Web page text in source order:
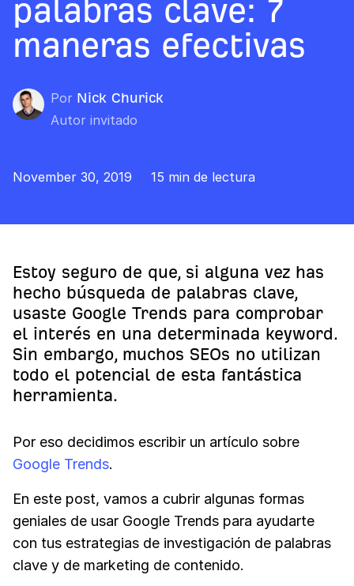
palabras clave: 7
maneras efectivas
Por Nick Churick
Autor invitado
November 30, 2019 15 min de lectura
Estoy seguro de que, si alguna vez has
hecho búsqueda de palabras clave,
usaste Google Trends para comprobar
el interés en una determinada keyword.
Sin embargo, muchos SEOs no utilizan
todo el potencial de esta fantástica
herramienta.
Por eso decidimos escribir un artículo sobre
Google Trends.
En este post, vamos a cubrir algunas formas
geniales de usar Google Trends para ayudarte
con tus estrategias de investigación de palabras
clave y de marketing de contenido.